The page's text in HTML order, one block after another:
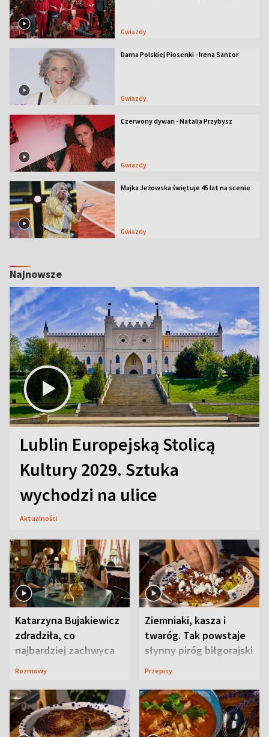
Gwiazdy
Dama Polskiej Piosenki - Irena Santor
Gwiazdy
Czerwony dywan - Natalia Przybysz
Gwiazdy
Majka Jeżowska świętuje 45 lat na scenie
Gwiazdy
Najnowsze
Lublin Europejską Stolicą
Kultury 2029. Sztuka
wychodzi na ulice
Aktualności
Katarzyna Bujakiewicz
zdradziła, co
najbardziej zachwyca
ją w Lublinie
Rozmowy
Ziemniaki, kasza i
twaróg. Tak powstaje
słynny piróg biłgorajski
Przepisy